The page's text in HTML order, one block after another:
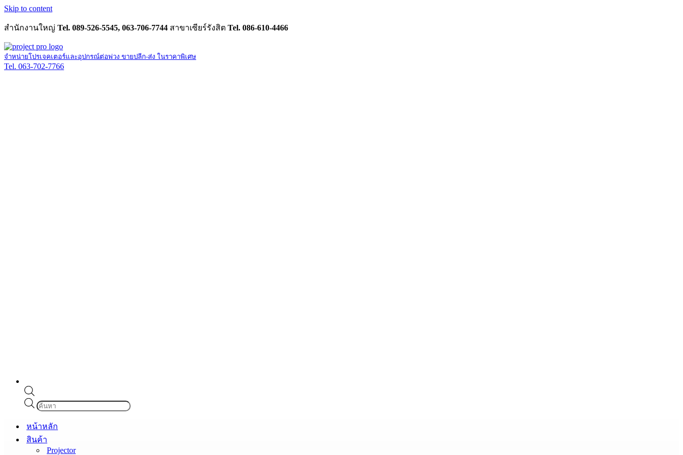
Skip to content
สำนักงานใหญ่ Tel. 089-526-5545, 063-706-7744 สาขาเซียร์รังสิต Tel. 086-610-4466
จำหน่ายโปรเจคเตอร์และอุปกรณ์ต่อพ่วง ขายปลีก-ส่ง ในราคาพิเศษ
Tel. 063-702-7766
Products
search
หน้าหลัก
สินค้า
Projector